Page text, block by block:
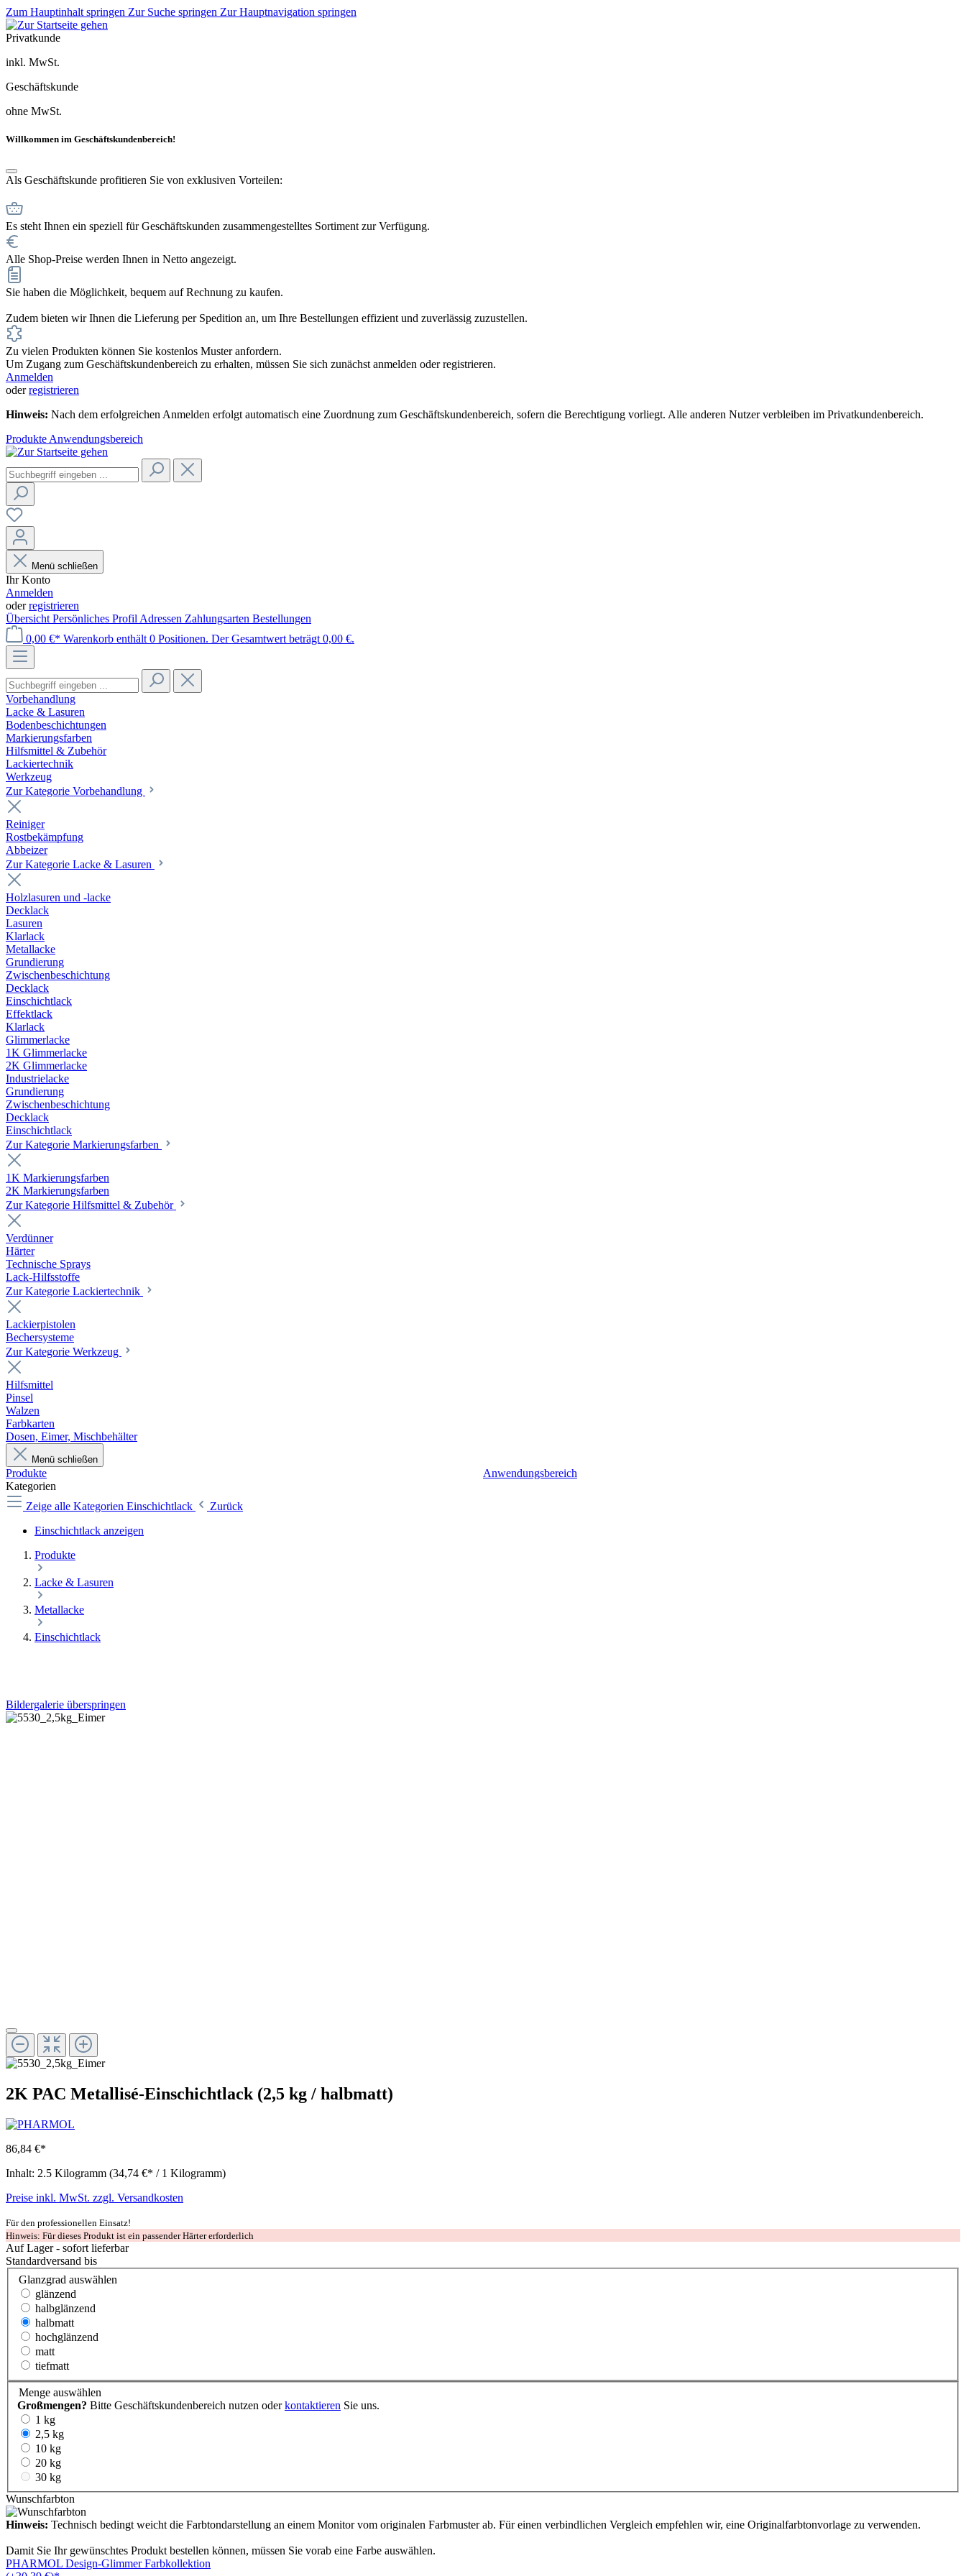
Zum Hauptinhalt springen Zur Suche springen Zur Hauptnavigation springen
Privatkunde
inkl. MwSt.
Geschäftskunde
ohne MwSt.
Willkommen im Geschäftskundenbereich!
Als Geschäftskunde profitieren Sie von exklusiven Vorteilen:
Es steht Ihnen ein speziell für Geschäftskunden zusammengestelltes Sortiment zur Verfügung.
Alle Shop-Preise werden Ihnen in Netto angezeigt.
Sie haben die Möglichkeit, bequem auf Rechnung zu kaufen.
Zudem bieten wir Ihnen die Lieferung per Spedition an, um Ihre Bestellungen effizient und zuverlässig zuzustellen.
Zu vielen Produkten können Sie kostenlos Muster anfordern.
Um Zugang zum Geschäftskundenbereich zu erhalten, müssen Sie sich zunächst anmelden oder registrieren.
Anmelden
oderregistrieren
Hinweis: Nach dem erfolgreichen Anmelden erfolgt automatisch eine Zuordnung zum Geschäftskundenbereich, sofern die Berechtigung vorliegt. Alle anderen Nutzer verbleiben im Privatkundenbereich.
Produkte Anwendungsbereich
Menü schließen
Ihr Konto
Anmelden
oderregistrieren
Übersicht Persönliches Profil Adressen Zahlungsarten Bestellungen
0,00 €* Warenkorb enthält 0 Positionen. Der Gesamtwert beträgt 0,00 €.
Vorbehandlung
Lacke & Lasuren
Bodenbeschichtungen
Markierungsfarben
Hilfsmittel & Zubehör
Lackiertechnik
Werkzeug
Zur Kategorie Vorbehandlung
Reiniger
Rostbekämpfung
Abbeizer
Zur Kategorie Lacke & Lasuren
Holzlasuren und -lacke
Decklack
Lasuren
Klarlack
Metallacke
Grundierung
Zwischenbeschichtung
Decklack
Einschichtlack
Effektlack
Klarlack
Glimmerlacke
1K Glimmerlacke
2K Glimmerlacke
Industrielacke
Grundierung
Zwischenbeschichtung
Decklack
Einschichtlack
Zur Kategorie Markierungsfarben
1K Markierungsfarben
2K Markierungsfarben
Zur Kategorie Hilfsmittel & Zubehör
Verdünner
Härter
Technische Sprays
Lack-Hilfsstoffe
Zur Kategorie Lackiertechnik
Lackierpistolen
Bechersysteme
Zur Kategorie Werkzeug
Hilfsmittel
Pinsel
Walzen
Farbkarten
Dosen, Eimer, Mischbehälter
Menü schließen
Produkte
Anwendungsbereich
Kategorien
Zeige alle Kategorien Einschichtlack
Zurück
Einschichtlack anzeigen
Produkte
Lacke & Lasuren
Metallacke
Einschichtlack
Bildergalerie überspringen
2K PAC Metallisé-Einschichtlack (2,5 kg / halbmatt)
86,84 €*
Inhalt: 2.5 Kilogramm (34,74 €* / 1 Kilogramm)
Preise inkl. MwSt. zzgl. Versandkosten
Für den professionellen Einsatz!
Hinweis: Für dieses Produkt ist ein passender Härter erforderlich
Auf Lager - sofort lieferbar
Standardversand bis
Glanzgrad auswählen
glänzend
halbglänzend
halbmatt
hochglänzend
matt
tiefmatt
Menge auswählen
Großmengen? Bitte Geschäftskundenbereich nutzen oderkontaktieren Sie uns.
1 kg
2,5 kg
10 kg
20 kg
30 kg
Wunschfarbton
Hinweis: Technisch bedingt weicht die Farbtondarstellung an einem Monitor vom originalen Farbmuster ab. Für einen verbindlichen Vergleich empfehlen wir, eine Originalfarbtonvorlage zu verwenden.
Damit Sie Ihr gewünschtes Produkt bestellen können, müssen Sie vorab eine Farbe auswählen.
PHARMOL Design-Glimmer Farbkollektion